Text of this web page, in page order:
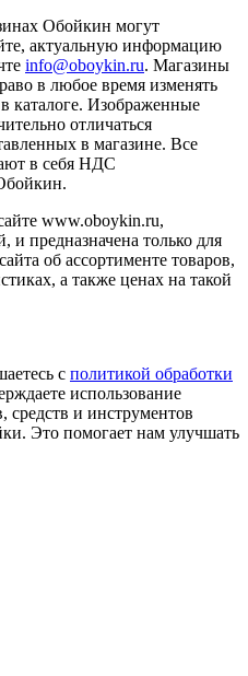
Обойкин могут
актуальную информацию
info@oboykin.ru. Магазины
в любое время изменять
каталоге. Изображенные
отличаться
в магазине. Все
в себя НДС
www.oboykin.ru,
и предназначена только для
об ассортименте товаров,
а также ценах на такой
с политикой обработки
использование
и инструментов
Это помогает нам улучшать